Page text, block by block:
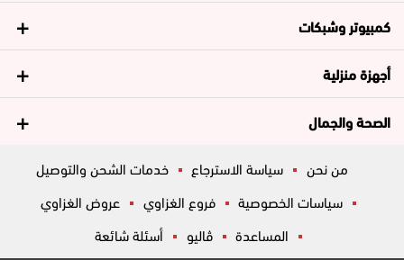
كمبيوتر وشبكات
أجهزة منزلية
الصحة والجمال
من نحن سياسة الاسترجاع
خدمات الشحن والتوصيل
سياسات الخصوصية
فروع الغزاوي
عروض الغزاوي
المساعدة
ڤاليو أسئلة شائعة